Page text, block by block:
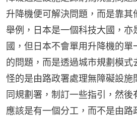
升降機便可解決問題，而是靠其
舉例，日本是一個科技大國，亦
國，但日本不會單用升降機的
的問題，而是透過城市規劃模式
怪的是由路政署處理無障礙設施
同規劃署，制訂一些指引，然後
應該是有一個分工，而不是由路